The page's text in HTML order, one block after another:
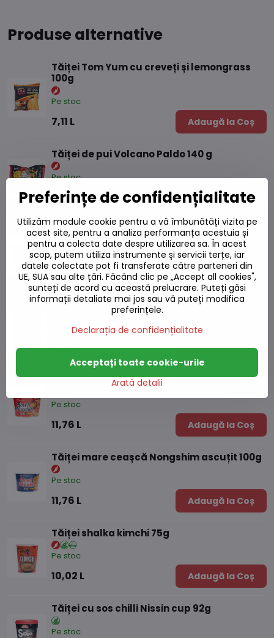
Produse alternative
Tăiței Tom Yum cu creveți și lemongrass
100g
Pe stoc
7,11 L Adaugă la Coș
Tăiței de pui Volcano Paldo 140 g
Pe stoc
9,55 L Adaugă la Coș
Supă Tom Yum cu tăiței mung 40g
Pe stoc
4,43 L Adaugă la Coș
Tăiței Soba chili NISSIN 111g
Pe stoc
7,11 L Adaugă la Coș
Tăiței cu cană mare kimchi Nongshim 100g
Pe stoc
11,76 L Adaugă la Coș
Tăiței mare ceașcă Nongshim ascuțit 100g
Pe stoc
11,76 L Adaugă la Coș
Tăiței shalka kimchi 75g
Pe stoc
10,02 L Adaugă la Coș
Tăiței cu sos chilli Nissin cup 92g
Pe stoc
Preferințe de confidențialitate
Utilizăm module cookie pentru a vă îmbunătăți vizita pe
acest site, pentru a analiza performanța acestuia și
pentru a colecta date despre utilizarea sa. În acest
scop, putem utiliza instrumente și servicii terțe, iar
datele colectate pot fi transferate către parteneri din
UE, SUA sau alte țări. Făcând clic pe „Accept all cookies",
sunteți de acord cu această prelucrare. Puteți găsi
informații detaliate mai jos sau vă puteți modifica
preferințele.
Declarația de confidențialitate
Arată detalii
Acceptați toate cookie-urile